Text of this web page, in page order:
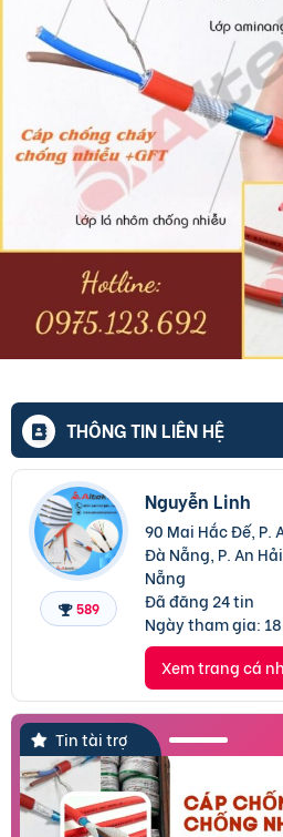
THÔNG TIN LIÊN HỆ
589
Nguyễn Linh
90 Mai Hắc Đế, P.
Đà Nẵng, P. An
Nẵng
Đã đăng 24 tin
Ngày tham gia:
Xem trang cá
Tin tài trợ